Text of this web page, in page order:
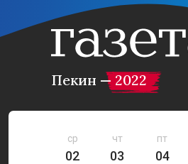
Пекин — 2022
ср
02
чт
03
пт
04